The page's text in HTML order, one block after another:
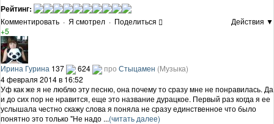
Рейтинг:
Комментировать · Я смотрел · Поделиться
Действия ▼
+5
Ирина Гурина 137 624 про Стыцамен (Музыка)
4 февраля 2014 в 16:52
Уф как же я не люблю эту песню, она почему то сразу мне не понравилась. Да
и до сих пор не нравится, еще это название дурацкое. Первый раз когда я ее
услышала честно скажу слова я поняла не сразу единственное что было
понятно это только "Не надо ...(читать далее)